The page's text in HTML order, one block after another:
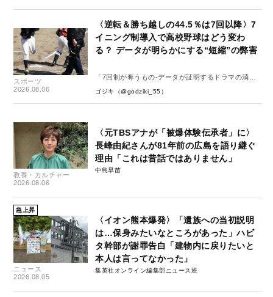
スポーツ
2026.08.06
〈逆転＆勝ち越しの44.5％は7回以降〉7
イニング制導入で高校野球はどう変わ
る？ データが明らかにする“短縮”の弊害
「7回制が奪うもの-データが証明するドラマの消
失-」
ゴジキ（@godziki_55）
教養・カルチャー
2026.08.06
〈元TBSアナが「被爆体験伝承者」に〉
長峰由紀さんが81年前の広島を語り継ぐ
理由「これは昔話ではありません」
中島早苗
急上昇
ニュース
2026.08.05
〈イオン熊本爆発〉「遺族への当初説明
は…保身みたいなところがあった」ハビ
タ幹部が謝罪告白「建物内に戻りたいと
本人は言ってなかった」
集英社オンライン編集部ニュース班